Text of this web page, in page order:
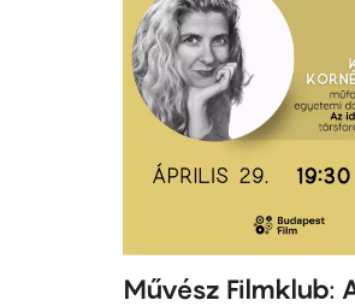
Művész Filmklub: